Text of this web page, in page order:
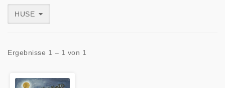
HUSE
Ergebnisse 1 – 1 von 1